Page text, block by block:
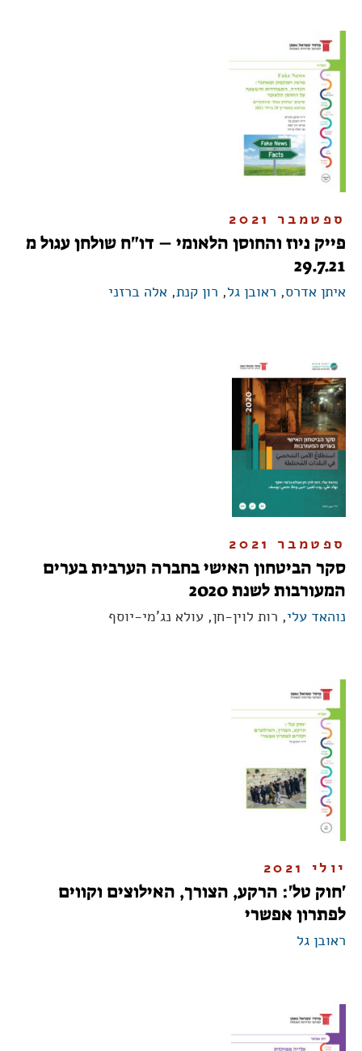
ספטמבר 2021
פייק ניוז והחוסן הלאומי – דו"ח שולחן עגול מ
29.7.21
איתן אדרס, ראובן גל, רון קנת, אלה ברזני
ספטמבר 2021
סקר הביטחון האישי בחברה הערבית בערים
המעורבות לשנת 2020
נוהאד עלי, רות לוין-חן, עולא נג'מי-יוסף
יולי 2021
'חוק טל': הרקע, הצורך, האילוצים וקווים
לפתרון אפשרי
ראובן גל